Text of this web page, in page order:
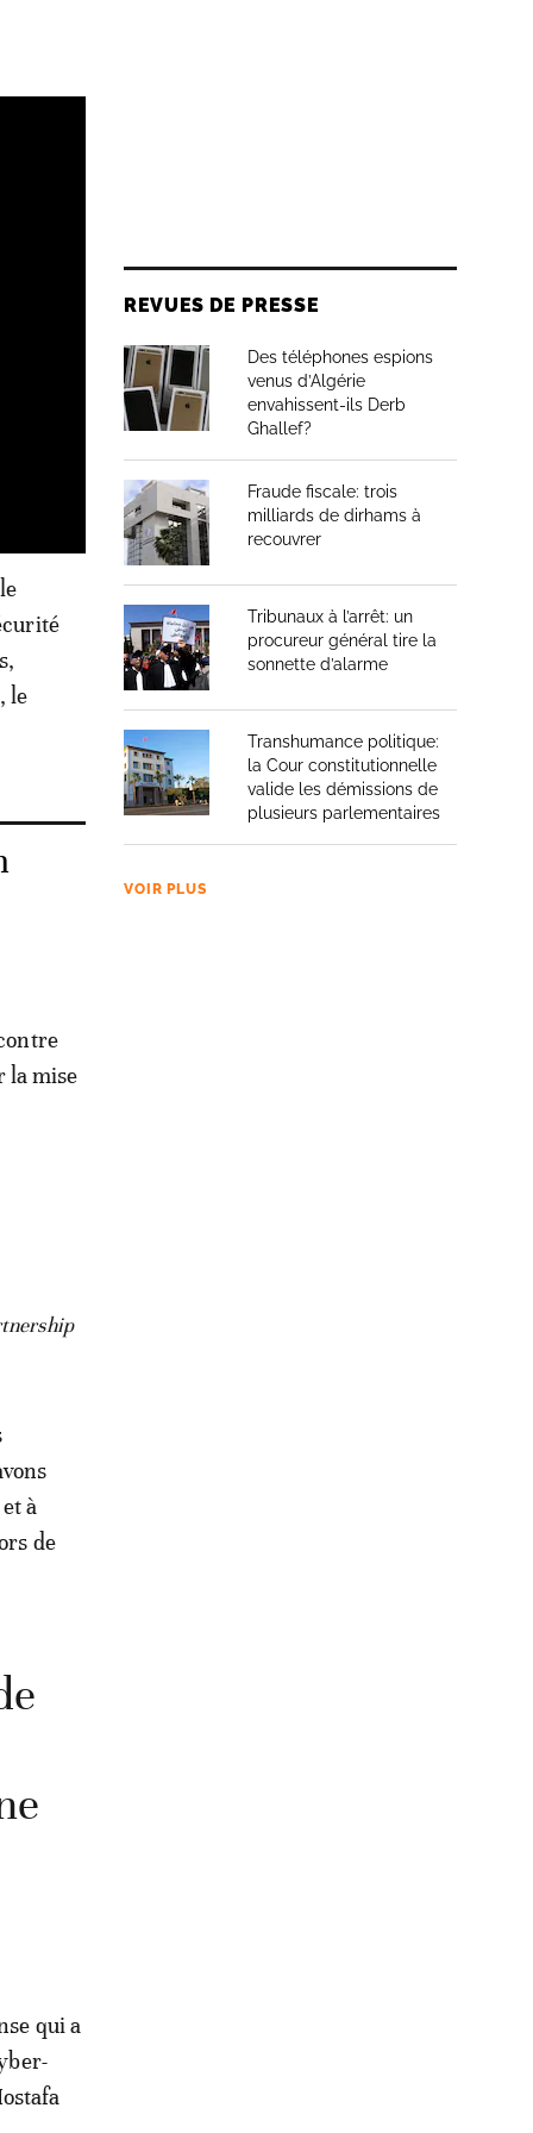
le
la mise
à
de
qui a
REVUES DE PRESSE
Des téléphones espions
venus d’Algérie
envahissent-ils Derb
Ghallef?
Fraude fiscale: trois
milliards de dirhams à
recouvrer
Tribunaux à l’arrêt: un
procureur général tire la
sonnette d’alarme
Transhumance politique:
la Cour constitutionnelle
valide les démissions de
plusieurs parlementaires
VOIR PLUS